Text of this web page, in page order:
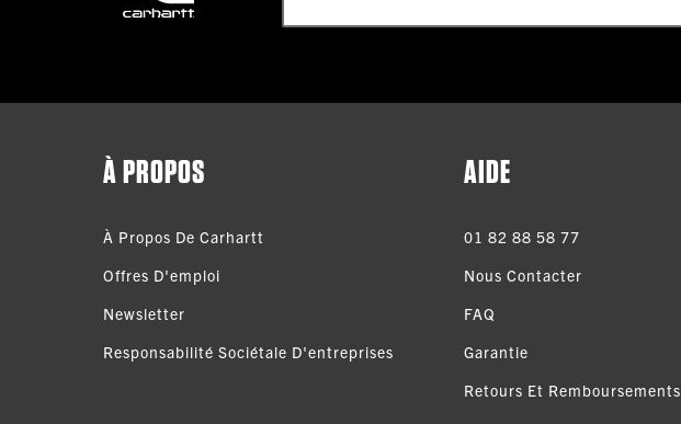
À PROPOS
À Propos De Carhartt
Offres D'emploi
Newsletter
Responsabilité Sociétale D'entreprises
AIDE
01 82 88 58 77
Nous Contacter
FAQ
Garantie
Retours Et Remboursements